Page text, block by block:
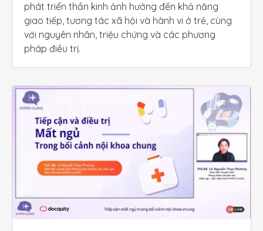
phát triển thần kinh ảnh hưởng đến khả năng
giao tiếp, tương tác xã hội và hành vi ở trẻ, cùng
với nguyên nhân, triệu chứng và các phương
pháp điều trị.